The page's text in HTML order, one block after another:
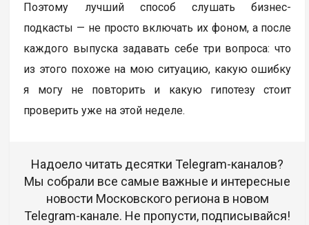
Поэтому лучший способ слушать бизнес-
подкасты — не просто включать их фоном, а после
каждого выпуска задавать себе три вопроса: что
из этого похоже на мою ситуацию, какую ошибку
я могу не повторить и какую гипотезу стоит
проверить уже на этой неделе.
Надоело читать десятки Telegram-каналов?
Мы собрали все самые важные и интересные
новости Московского региона в новом
Telegram-канале. Не пропусти, подписывайся!